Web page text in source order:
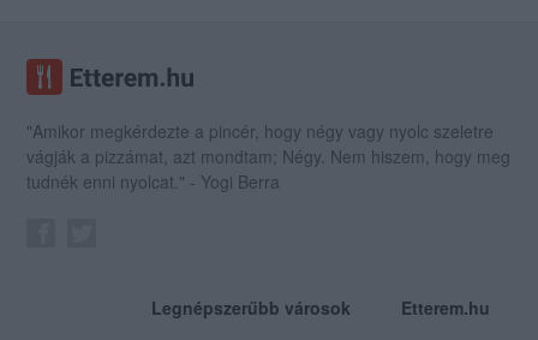
"Amikor megkérdezte a pincér, hogy négy vagy nyolc szeletre
vágják a pizzámat, azt mondtam; Négy. Nem hiszem, hogy meg
tudnék enni nyolcat." - Yogi Berra
Legnépszerűbb városok Etterem.hu